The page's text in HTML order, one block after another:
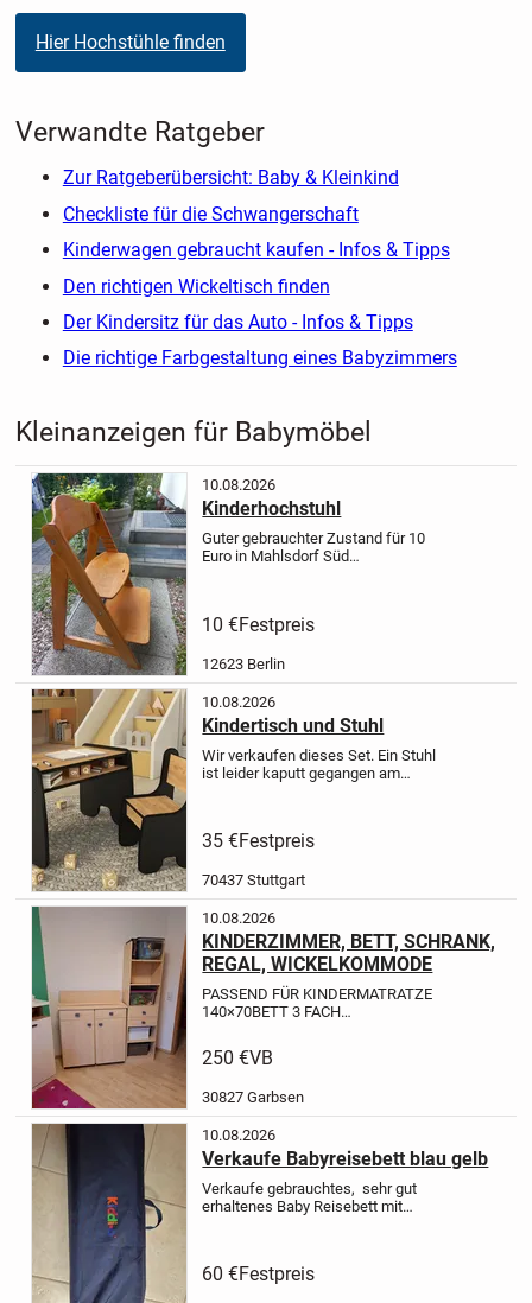
Hier Hochstühle finden
Verwandte Ratgeber
Zur Ratgeberübersicht: Baby & Kleinkind
Checkliste für die Schwangerschaft
Kinderwagen gebraucht kaufen - Infos & Tipps
Den richtigen Wickeltisch finden
Der Kindersitz für das Auto - Infos & Tipps
Die richtige Farbgestaltung eines Babyzimmers
Kleinanzeigen für Babymöbel
10.08.2026
Kinderhochstuhl
Guter gebrauchter Zustand für 10
Euro in Mahlsdorf Süd
10 €Festpreis
12623 Berlin
10.08.2026
Kindertisch und Stuhl
Wir verkaufen dieses Set. Ein Stuhl
ist leider kaputt gegangen am
mitzugeben. Also ein Tisch und
35 €Festpreis
70437 Stuttgart
10.08.2026
KINDERZIMMER, BETT, SCHRANK,
REGAL, WICKELKOMMODE
PASSEND FÜR KINDERMATRATZE
140×70BETT 3 FACH
STANGEN ZUM RAUSNEHMEN
GEHÖREN:
WICKELKOMMODE (50€)
(WICKELAUFSATZ ABNEHMBAR) -
BÜCHERSCHRANK...
250 €VB
30827 Garbsen
10.08.2026
Verkaufe Babyreisebett blau gelb
Verkaufe gebrauchtes, sehr gut
erhaltenes Baby Reisebett mit
60 €Festpreis